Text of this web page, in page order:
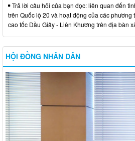
Trả lời câu hỏi của bạn đọc: liên quan đến
trên Quốc lộ 20 và hoạt động của các phương
cao tốc Dầu Giây - Liên Khương trên địa bàn
HỘI ĐỒNG NHÂN DÂN